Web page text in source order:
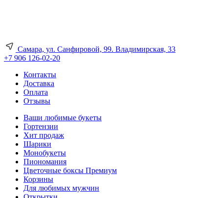
Самара, ул. Санфировой, 99. Владимирская, 33
+7 906 126-02-20
Контакты
Доставка
Оплата
Отзывы
Ваши любимые букеты
Гортензии
Хит продаж
Шарики
Монобукеты
Пиономания
Цветочные боксы Премиум
Корзины
Для любимых мужчин